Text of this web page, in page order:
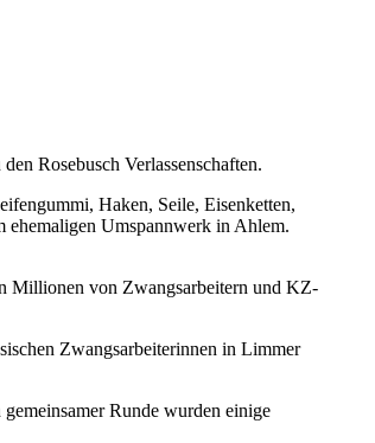
Rosebusch Verlassenschaften.
Haken, Seile, Eisenketten,
ehemaligen Umspannwerk in Ahlem.
Millionen von Zwangsarbeitern und KZ-
Zwangsarbeiterinnen in Limmer
Runde wurden einige